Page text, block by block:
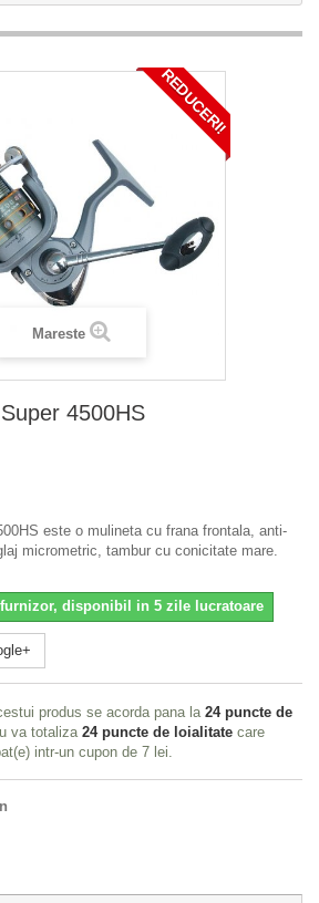
REDUCERI!
Mareste
4500HS
este o mulineta cu frana frontala, anti-
micrometric, tambur cu conicitate mare.
furnizor, disponibil in 5 zile lucratoare
produs se acorda pana la 24puncte de
va totaliza 24puncte de loialitate care
intr-un cupon de 7 lei